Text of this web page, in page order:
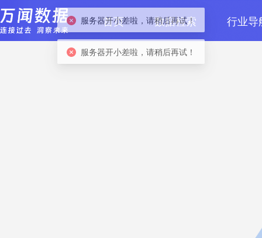
首页 数据检索 行业导
服务器开小差啦，请稍后再试！
服务器开小差啦，请稍后再试！